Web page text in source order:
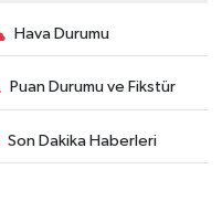
Hava Durumu
Puan Durumu ve Fikstür
Son Dakika Haberleri